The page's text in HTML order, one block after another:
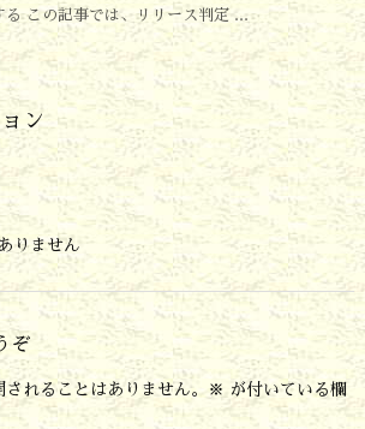
る この記事では、リリース判定 ...
ン
りません
ぞ
されることはありません。 ※ が付いている欄